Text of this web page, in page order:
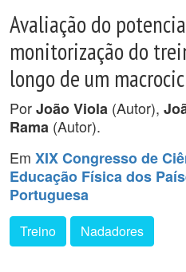
Avaliação do
monitorização do
longo de um
PorJoão Viola (Autor),
Rama (Autor).
Em XIX Congresso de
Educação Física dos
Portuguesa
Treino Nadadores